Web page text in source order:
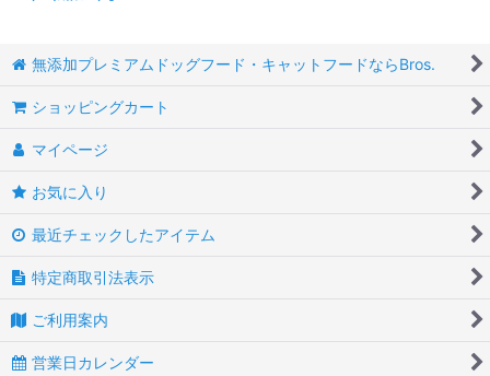
無添加プレミアムドッグフード・キャットフードならBros.
ショッピングカート
マイページ
お気に入り
最近チェックしたアイテム
特定商取引法表示
ご利用案内
営業日カレンダー